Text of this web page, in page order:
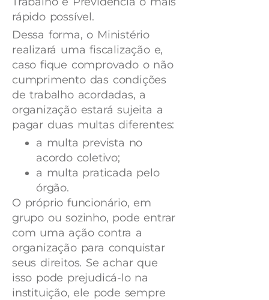
rápido possível.
Dessa forma, o Ministério
realizará uma fiscalização e,
caso fique comprovado o não
cumprimento das condições
de trabalho acordadas, a
organização estará sujeita a
pagar duas multas diferentes:
a multa prevista no
acordo coletivo;
a multa praticada pelo
órgão.
O próprio funcionário, em
grupo ou sozinho, pode entrar
com uma ação contra a
organização para conquistar
seus direitos. Se achar que
isso pode prejudicá-lo na
instituição, ele pode sempre